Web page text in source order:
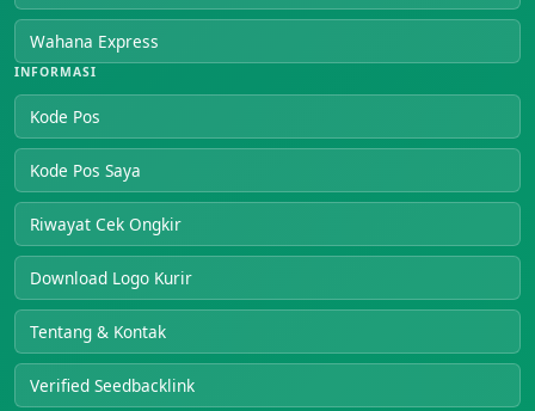
Wahana Express
INFORMASI
Kode Pos
Kode Pos Saya
Riwayat Cek Ongkir
Download Logo Kurir
Tentang & Kontak
Verified Seedbacklink